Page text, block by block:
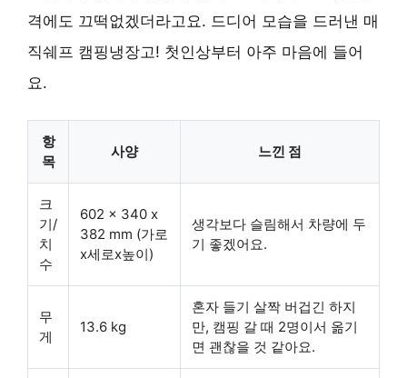
격에도 끄떡없겠더라고요. 드디어 모습을 드러낸 매
직쉐프 캠핑냉장고! 첫인상부터 아주 마음에 들어
요.
항
목
사양 느낀 점
크
기/
치
수
602 x 340 x
382 mm (가로
x세로x높이)
생각보다 슬림해서 차량에 두
기 좋겠어요.
무
게
13.6 kg
혼자 들기 살짝 버겁긴 하지
만, 캠핑 갈 때 2명이서 옮기
면 괜찮을 것 같아요.